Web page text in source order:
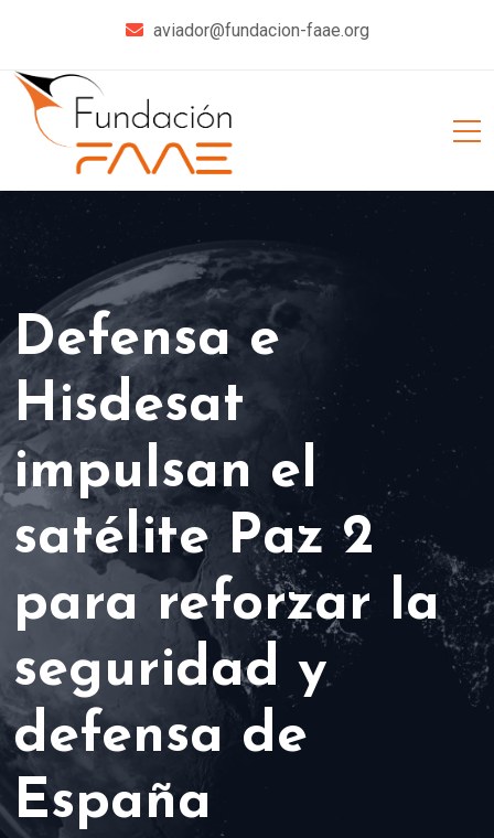
aviador@fundacion-faae.org
Defensa e
Hisdesat
impulsan el
satélite Paz 2
para reforzar la
seguridad y
defensa de
España